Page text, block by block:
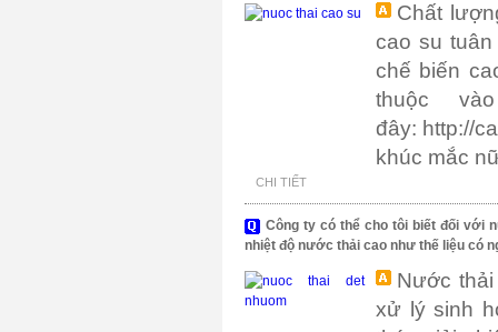
Chất
cao su
chế biến
thuộc
đây: http://
khúc mắc
CHI TIẾT
Công ty có thể cho tôi biết đối với
nhiệt độ nước thải cao như thế liệu có
Nước
xử lý sinh